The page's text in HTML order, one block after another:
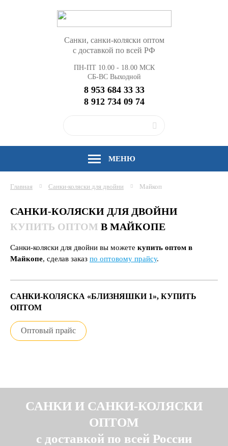
Санки, санки-коляски оптом
с доставкой по всей РФ
ПН-ПТ 10.00 - 18.00 МСК
СБ-ВС Выходной
8 953 684 33 33
8 912 734 09 74
МЕНЮ
Главная Санки-коляски для двойни Майкоп
САНКИ-КОЛЯСКИ ДЛЯ ДВОЙНИ
КУПИТЬ ОПТОМ В МАЙКОПЕ
Санки-коляски для двойни вы можете купить оптом в
Майкопе, сделав заказ по оптовому прайсу.
САНКИ-КОЛЯСКА «БЛИЗНЯШКИ 1», КУПИТЬ
ОПТОМ
Оптовый прайс
САНКИ И САНКИ-КОЛЯСКИ
ОПТОМ
с доставкой по всей России